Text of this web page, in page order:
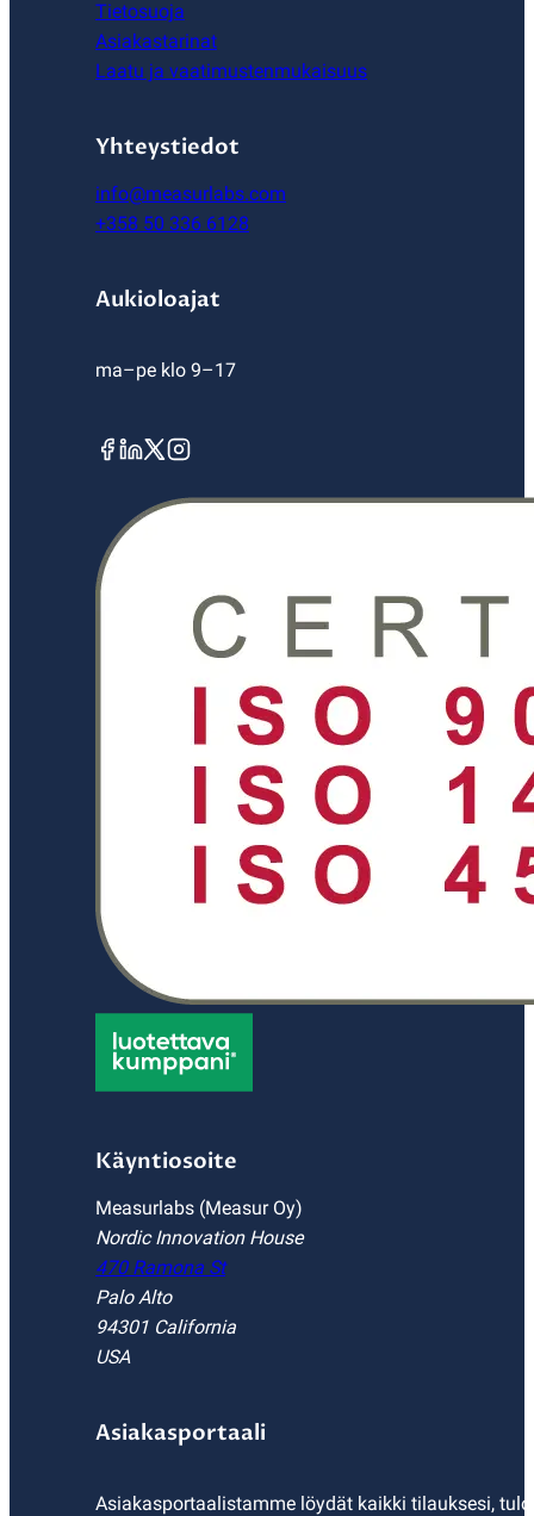
Tietosuoja
Asiakastarinat
Laatu ja vaatimustenmukaisuus
Yhteystiedot
info@measurlabs.com
+358 50 336 6128
Aukioloajat
ma–pe klo 9–17
Käyntiosoite
Measurlabs (Measur Oy)
Nordic Innovation House
470 Ramona St
Palo Alto
94301 California
USA
Asiakasportaali
Asiakasportaalistamme löydät kaikki tilauksesi,